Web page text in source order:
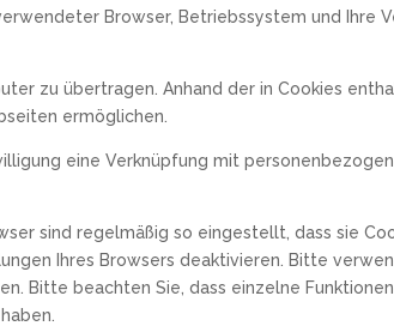
Browser, Betriebssystem und Ihre
zu übertragen. Anhand der in Cookies
ermöglichen.
eine Verknüpfung mit
sind regelmäßig so eingestellt, dass sie
Ihres Browsers deaktivieren. Bitte
Bitte beachten Sie, dass einzelne